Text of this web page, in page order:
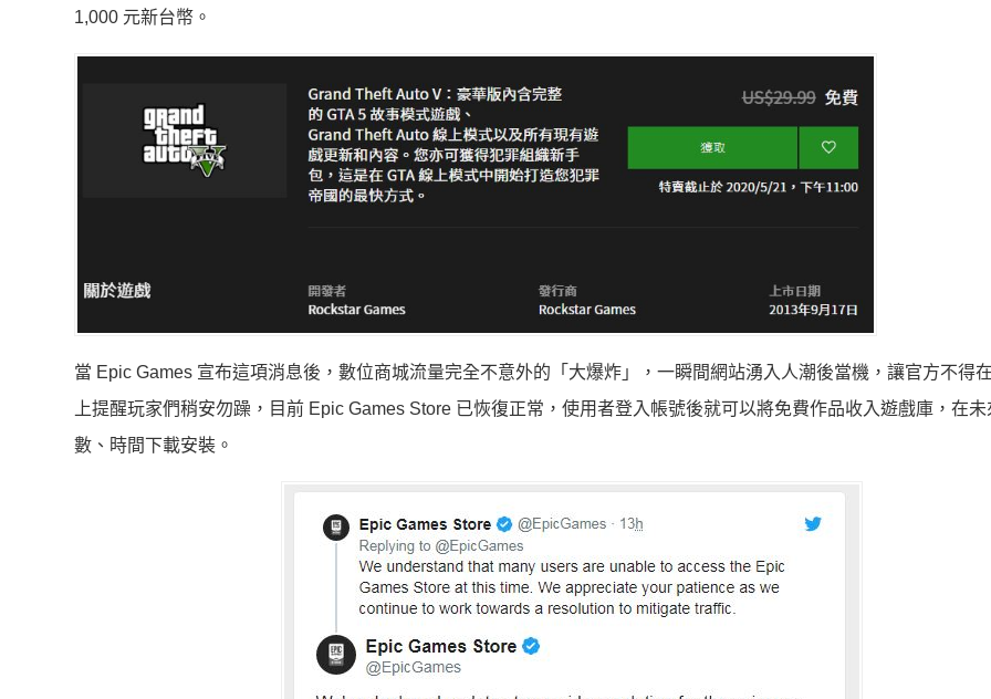
1,000 元新台幣。
當 Epic Games 宣布這項消息後，數位商城流量完全不意外的「大爆炸」，一瞬間網站湧入人潮後當機，讓官方不得
上提醒玩家們稍安勿躁，目前 Epic Games Store 已恢復正常，使用者登入帳號後就可以將免費作品收入遊戲庫，在未
數、時間下載安裝。